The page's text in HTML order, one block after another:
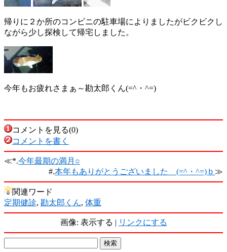
帰りに２か所のコンビニの駐車場によりましたがビクビクし
ながら少し探検して帰宅しました。
今年もお疲れさまぁ～勘太郎くん(=^・^=)
コメントを見る(0)
コメントを書く
≪*.今年最期の満月○
#.本年もありがとうございました (=^・^=)ｂ ≫
関連ワード
定期健診, 勘太郎くん, 体重
画像: 表示する | リンクにする